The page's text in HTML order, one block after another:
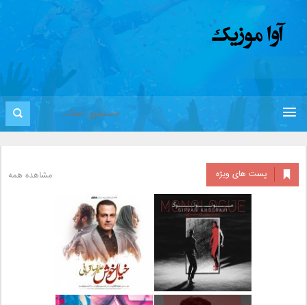
پست های ویژه مشاهده همه